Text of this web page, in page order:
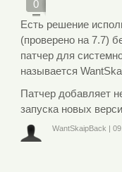
0
Есть решение
(проверено на 7.7)
патчер для
называется
Патчер добавляет
запуска новых
WantSkaipBack |